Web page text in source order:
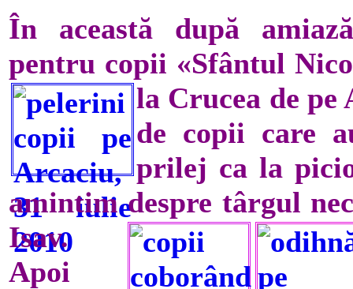
În această după
pentru copii «Sfântul
la Crucea de pe
de copii care
prilej ca la
amintim despre târgul
Isav.
Apoi